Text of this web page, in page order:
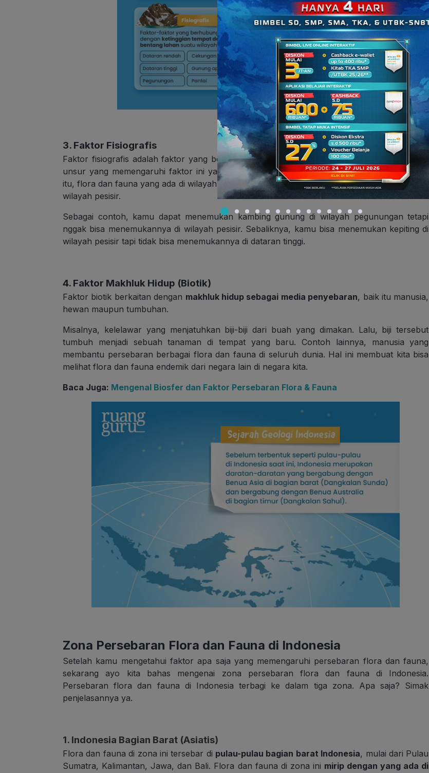
3. Faktor Fisiografis
Faktor fisiografis adalah faktor yang berkaitan dengan kondisi fisiksuatu wilayah. Ada dua
unsur yang memengaruhi faktor ini yaitu ketinggian tempat dan bentukan lahan. Maka dari
itu, flora dan fauna yang ada di wilayah pegunungan akan berbeda dengan flora dan fauna di
wilayah pesisir.
Sebagai contoh, kamu dapat menemukan kambing gunung di wilayah pegunungan tetapi
nggak bisa menemukannya di wilayah pesisir. Sebaliknya, kamu bisa menemukan kepiting di
wilayah pesisir tapi tidak bisa menemukannya di dataran tinggi.
4. Faktor Makhluk Hidup (Biotik)
Faktor biotik berkaitan dengan makhluk hidup sebagai media penyebaran, baik itu manusia,
hewan maupun tumbuhan.
Misalnya, kelelawar yang menjatuhkan biji-biji dari buah yang dimakan. Lalu, biji tersebut
tumbuh menjadi sebuah tanaman di tempat yang baru. Contoh lainnya, manusia yang
membantu persebaran berbagai flora dan fauna di seluruh dunia. Hal ini membuat kita bisa
melihat flora dan fauna endemik dari negara lain di negara kita.
Baca Juga: Mengenal Biosfer dan Faktor Persebaran Flora & Fauna
Zona Persebaran Flora dan Fauna di Indonesia
Setelah kamu mengetahui faktor apa saja yang memengaruhi persebaran flora dan fauna,
sekarang ayo kita bahas mengenai zona persebaran flora dan fauna di Indonesia.
Persebaran flora dan fauna di Indonesia terbagi ke dalam tiga zona. Apa saja? Simak
penjelasannya ya.
1. Indonesia Bagian Barat (Asiatis)
Flora dan fauna di zona ini tersebar di pulau-pulau bagian barat Indonesia, mulai dari Pulau
Sumatra, Kalimantan, Jawa, dan Bali. Flora dan fauna di zona ini mirip dengan yang ada di